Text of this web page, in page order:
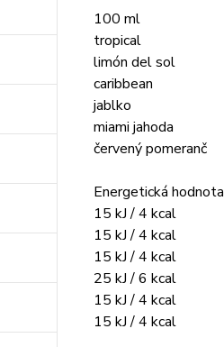
100 ml
tropical
limón del sol
caribbean
jablko
miami jahoda
červený pomeranč
Energetická hodnota
15 kJ / 4 kcal
15 kJ / 4 kcal
15 kJ / 4 kcal
25 kJ / 6 kcal
15 kJ / 4 kcal
15 kJ / 4 kcal